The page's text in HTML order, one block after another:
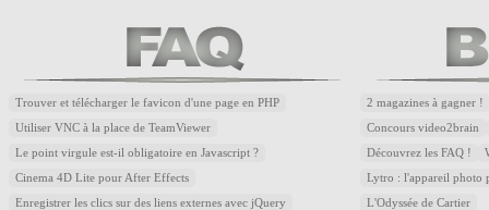
Trouver et télécharger le favicon d'une page en PHP
Utiliser VNC à la place de TeamViewer
Le point virgule est-il obligatoire en Javascript ?
Cinema 4D Lite pour After Effects
Enregistrer les clics sur des liens externes avec jQuery
2 magazines à gagner !
Concours video2brain
Découvrez les FAQ !
Lytro : l'appareil photo
L'Odyssée de Cartier